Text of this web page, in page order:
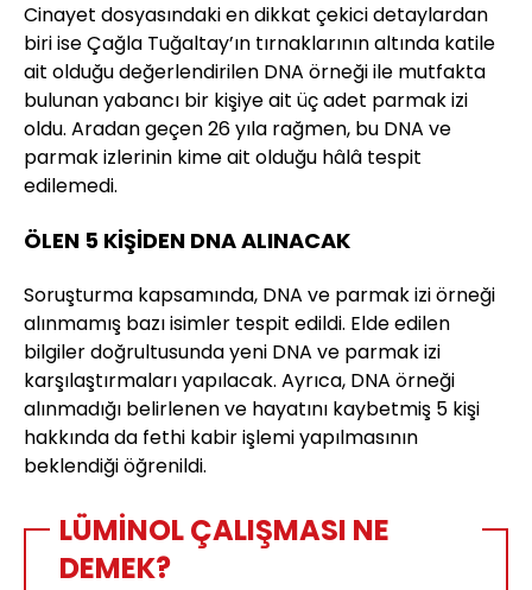
Cinayet dosyasındaki en dikkat çekici detaylardan
biri ise Çağla Tuğaltay’ın tırnaklarının altında katile
ait olduğu değerlendirilen DNA örneği ile mutfakta
bulunan yabancı bir kişiye ait üç adet parmak izi
oldu. Aradan geçen 26 yıla rağmen, bu DNA ve
parmak izlerinin kime ait olduğu hâlâ tespit
edilemedi.
ÖLEN 5 KİŞİDEN DNA ALINACAK
Soruşturma kapsamında, DNA ve parmak izi örneği
alınmamış bazı isimler tespit edildi. Elde edilen
bilgiler doğrultusunda yeni DNA ve parmak izi
karşılaştırmaları yapılacak. Ayrıca, DNA örneği
alınmadığı belirlenen ve hayatını kaybetmiş 5 kişi
hakkında da fethi kabir işlemi yapılmasının
beklendiği öğrenildi.
LÜMİNOL ÇALIŞMASI NE
DEMEK?